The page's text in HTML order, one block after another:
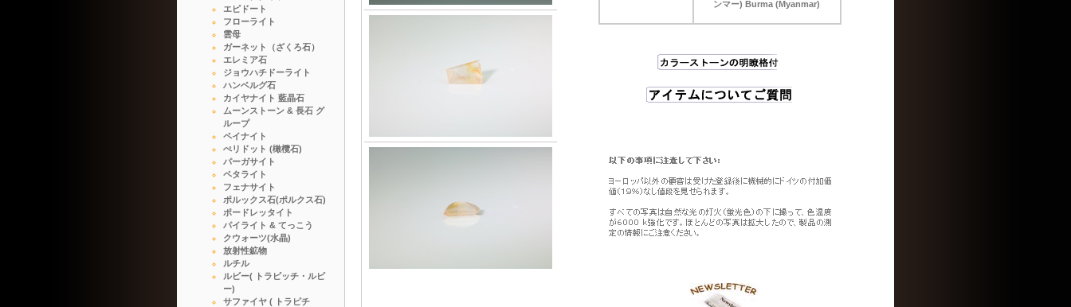
エピドート
フローライト
雲母
ガーネット（ざくろ石）
エレミア石
ジョウハチドーライト
ハンベルグ石
カイヤナイト 藍晶石
ムーンストーン & 長石 グ
ループ
ペイナイト
ぺリドット (橄欖石)
パーガサイト
ペタライト
フェナサイト
ポルックス石(ポルクス石)
ポードレッタイト
パイライト & てっこう
クウォーツ(水晶)
放射性鉱物
ルチル
ルビー( トラピッチ・ルビ
ー)
サファイヤ ( トラピチ
ンマー) Burma (Myanmar)